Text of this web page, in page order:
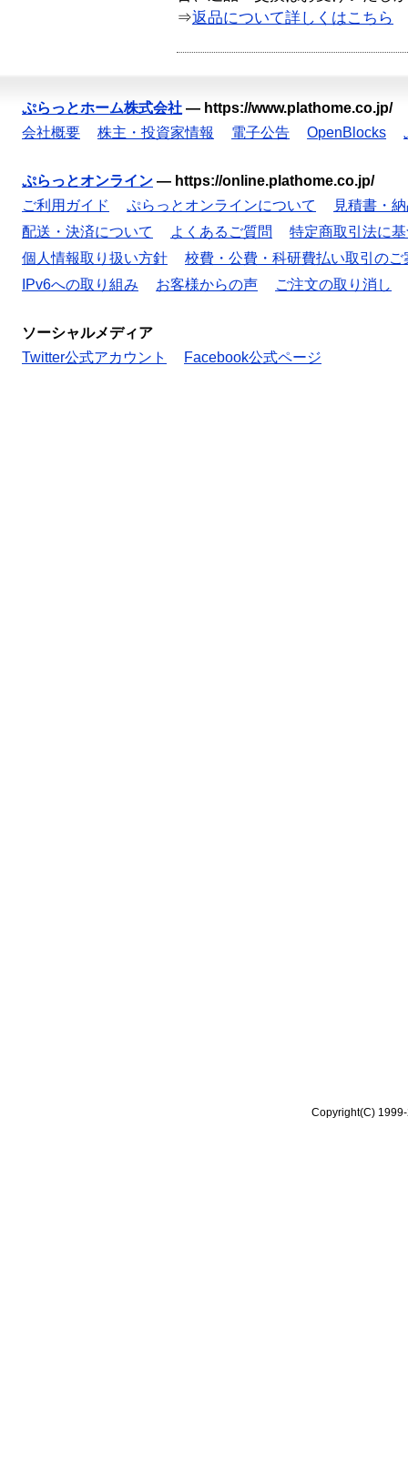
⇒返品について詳しくはこちら
ぷらっとホーム株式会社 — https://www.plathome.co.jp/
会社概要
株主・投資家情報 電子公告 OpenBlocks
ぷらっとオンライン — https://online.plathome.co.jp/
ご利用ガイド
ぷらっとオンラインについて
見積書・
配送・決済について
よくあるご質問
特定商取引法に
個人情報取り扱い方針
校費・公費・科研費払い取引のご
IPv6への取り組み
お客様からの声 ご注文の取り消し
ソーシャルメディア
Twitter公式アカウント
Facebook公式ページ
Copyright(C)